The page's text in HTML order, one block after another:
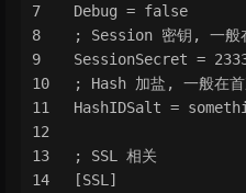
Debug = false
; Session 密钥, 一般
SessionSecret =
; Hash 加盐, 一般在首
HashIDSalt =
; SSL 相关
[SSL]